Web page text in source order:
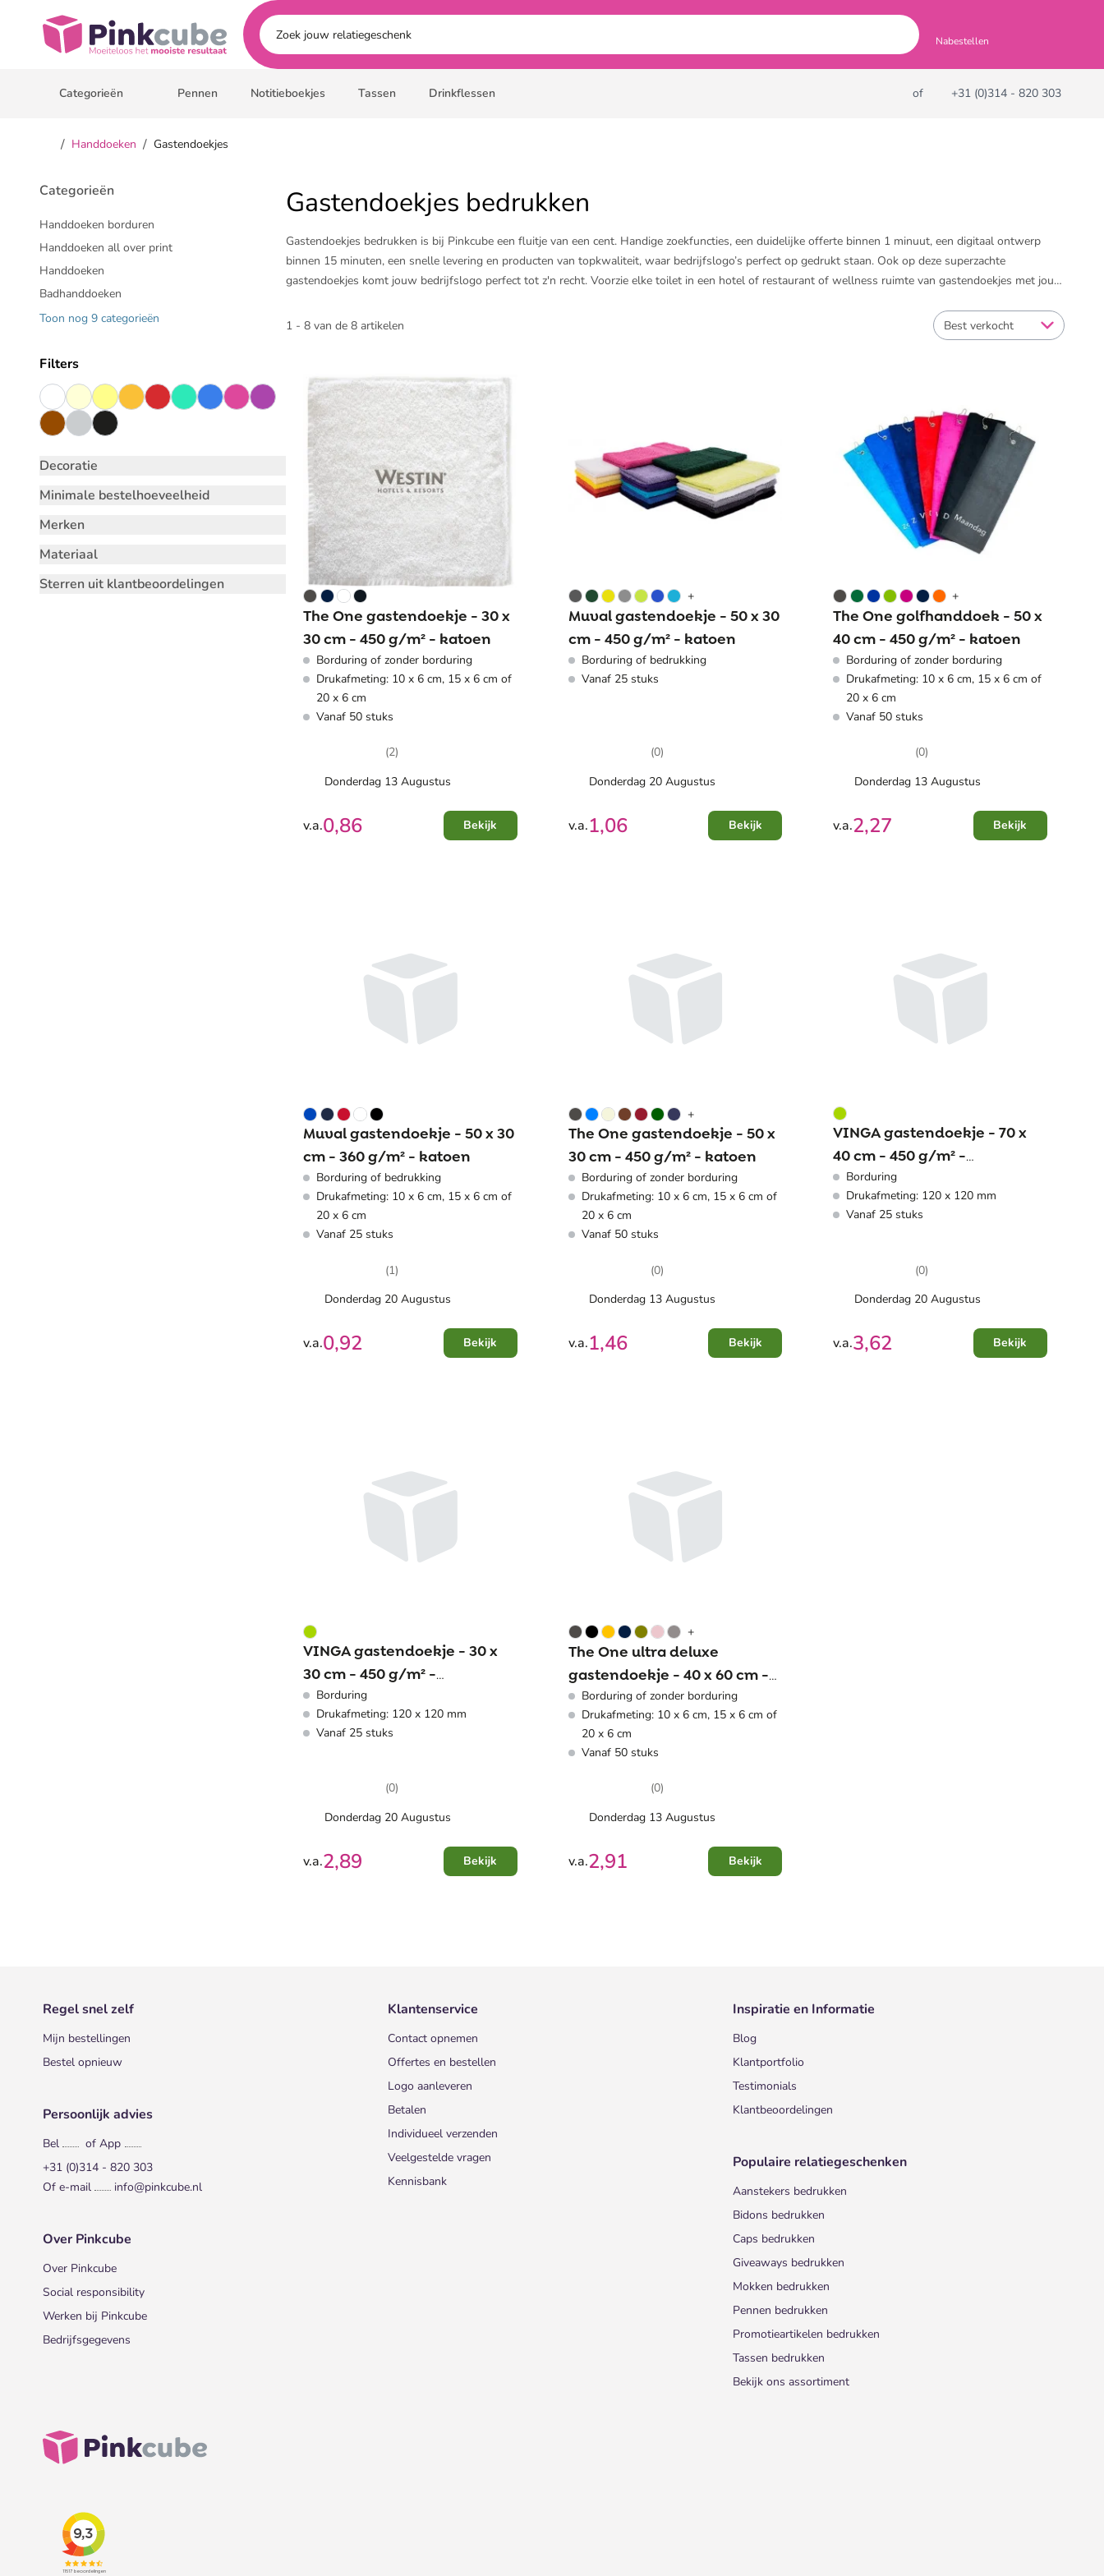
Pinkcube
Nabestellen
Categorieën Pennen Notitieboekjes Tassen Drinkflessen of +31 (0)314 - 820 303
/ Handdoeken / Gastendoekjes
Categorieën
Handdoeken borduren
Handdoeken all over print
Handdoeken
Badhanddoeken
Toon nog 9 categorieën
Filters
Decoratie
Minimale bestelhoeveelheid
Merken
Materiaal
Sterren uit klantbeoordelingen
Gastendoekjes bedrukken
Gastendoekjes bedrukken is bij Pinkcube een fluitje van een cent. Handige zoekfuncties, een duidelijke offerte binnen 1 minuut, een digitaal ontwerp
binnen 15 minuten, een snelle levering en producten van topkwaliteit, waar bedrijfslogo’s perfect op gedrukt staan. Ook op deze superzachte
gastendoekjes komt jouw bedrijfslogo perfect tot z'n recht. Voorzie elke toilet in een hotel of restaurant of wellness ruimte van gastendoekjes met jouw
gastendoekjes. Wil je een luxere uitstraling? Kies dan voor onze premium kwaliteit.
1 - 8 van de 8 artikelen Best verkocht
The One gastendoekje - 30 x
30 cm - 450 g/m² - katoen
Borduring of zonder borduring
Drukafmeting: 10 x 6 cm, 15 x 6 cm of
20 x 6 cm
Vanaf 50 stuks
(2)
Donderdag 13 Augustus
v.a.0,86 Bekijk
+
Muval gastendoekje - 50 x 30
cm - 450 g/m² - katoen
Borduring of bedrukking
Vanaf 25 stuks
(0)
Donderdag 20 Augustus
v.a.1,06 Bekijk
+
The One golfhanddoek - 50 x
40 cm - 450 g/m² - katoen
Borduring of zonder borduring
Drukafmeting: 10 x 6 cm, 15 x 6 cm of
20 x 6 cm
Vanaf 50 stuks
(0)
Donderdag 13 Augustus
v.a.2,27 Bekijk
Muval gastendoekje - 50 x 30
cm - 360 g/m² - katoen
Borduring of bedrukking
Drukafmeting: 10 x 6 cm, 15 x 6 cm of
20 x 6 cm
Vanaf 25 stuks
(1)
Donderdag 20 Augustus
v.a.0,92 Bekijk
+
The One gastendoekje - 50 x
30 cm - 450 g/m² - katoen
Borduring of zonder borduring
Drukafmeting: 10 x 6 cm, 15 x 6 cm of
20 x 6 cm
Vanaf 50 stuks
(0)
Donderdag 13 Augustus
v.a.1,46 Bekijk
VINGA gastendoekje - 70 x
40 cm - 450 g/m² -
katoen/tencel
Borduring
Drukafmeting: 120 x 120 mm
Vanaf 25 stuks
(0)
Donderdag 20 Augustus
v.a.3,62 Bekijk
VINGA gastendoekje - 30 x
30 cm - 450 g/m² -
katoen/tencel
Borduring
Drukafmeting: 120 x 120 mm
Vanaf 25 stuks
(0)
Donderdag 20 Augustus
v.a.2,89 Bekijk
+
The One ultra deluxe
gastendoekje - 40 x 60 cm -
675 gr/m² - katoen
Borduring of zonder borduring
Drukafmeting: 10 x 6 cm, 15 x 6 cm of
20 x 6 cm
Vanaf 50 stuks
(0)
Donderdag 13 Augustus
v.a.2,91 Bekijk
Regel snel zelf
Mijn bestellingen
Bestel opnieuw
Persoonlijk advies
Bel
of App
+31 (0)314 - 820 303
Of e-mail
info@pinkcube.nl
Over Pinkcube
Over Pinkcube
Social responsibility
Werken bij Pinkcube
Bedrijfsgegevens
Klantenservice
Contact opnemen
Offertes en bestellen
Logo aanleveren
Betalen
Individueel verzenden
Veelgestelde vragen
Kennisbank
Inspiratie en Informatie
Blog
Klantportfolio
Testimonials
Klantbeoordelingen
Populaire relatiegeschenken
Aanstekers bedrukken
Bidons bedrukken
Caps bedrukken
Giveaways bedrukken
Mokken bedrukken
Pennen bedrukken
Promotieartikelen bedrukken
Tassen bedrukken
Bekijk ons assortiment